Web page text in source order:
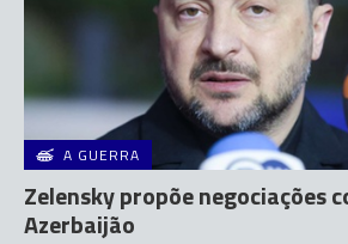
A GUERRA
Zelensky propõe negociações
Azerbaijão